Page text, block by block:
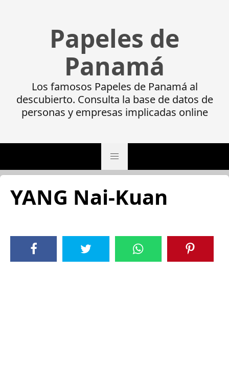
Papeles de
Panamá
Los famosos Papeles de Panamá al
descubierto. Consulta la base de datos de
personas y empresas implicadas online
YANG Nai-Kuan